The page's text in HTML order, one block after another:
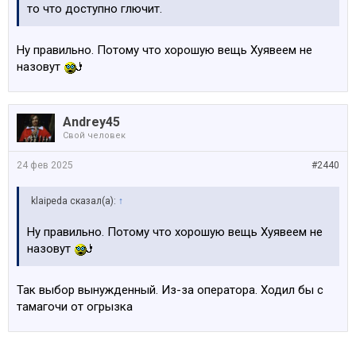
то что доступно глючит.
Ну правильно. Потому что хорошую вещь Хуявеем не
назовут
Andrey45
Свой человек
#2440
24 фев 2025
klaipeda сказал(а): ↑
Ну правильно. Потому что хорошую вещь Хуявеем не
назовут
Так выбор вынужденный. Из-за оператора. Ходил бы с
тамагочи от огрызка